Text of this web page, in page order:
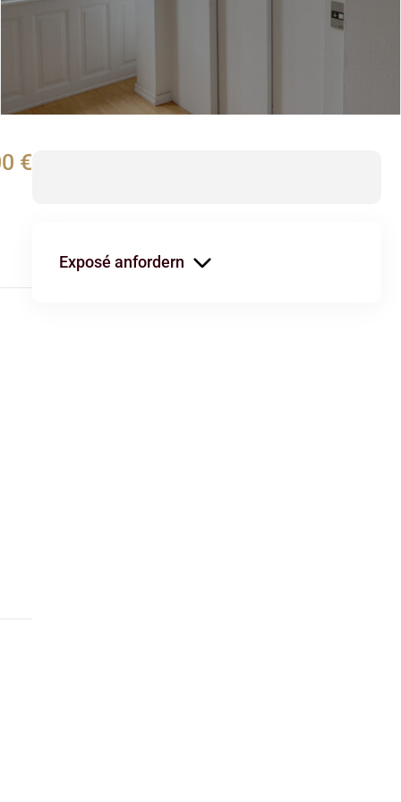
€
Exposé anfordern